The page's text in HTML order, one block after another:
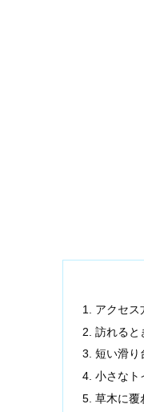
アクセス
訪れると
短い滑り
小さなト
草木に覆